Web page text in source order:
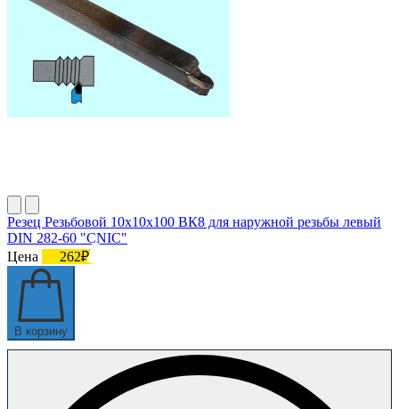
Резец Резьбовой 10х10х100 ВК8 для наружной резьбы левый
DIN 282-60 "CNIC"
Цена
262₽
В корзину